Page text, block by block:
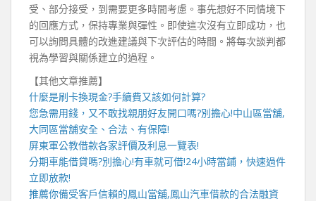
受、部分接受，到需要更多時間考慮。事先想好不同情境下
的回應方式，保持專業與彈性。即使這次沒有立即成功，也
可以詢問具體的改進建議與下次評估的時間。將每次談判都
視為學習與關係建立的過程。
【其他文章推薦】
什麼是刷卡換現金?手續費又該如何計算?
您急需用錢，又不敢找親朋好友開口嗎?別擔心!中山區當舖,
大同區當舖安全、合法、有保障!
屏東軍公教借款各家評價及利息一覽表!
分期車能借貸嗎?別擔心!有車就可借!24小時當鋪 ，快速過件
立即放款!
推薦你備受客戶信賴的鳳山當舖,鳳山汽車借款的合法融資